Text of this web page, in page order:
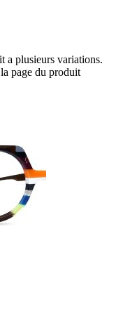
a plusieurs variations.
page du produit